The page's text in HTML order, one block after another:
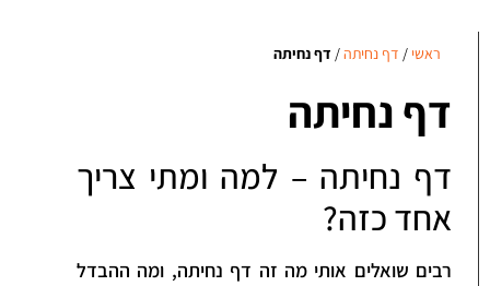
ראשי/ דף נחיתה/דף נחיתה
דף נחיתה
דף נחיתה – למה ומתי צריך
אחד כזה?
רבים שואלים אותי מה זה דף נחיתה, ומה ההבדל